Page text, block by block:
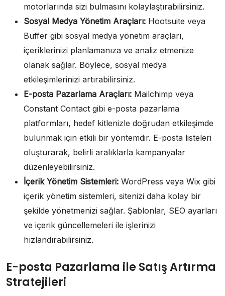
motorlarında sizi bulmasını kolaylaştırabilirsiniz.
Sosyal Medya Yönetim Araçları: Hootsuite veya
Buffer gibi sosyal medya yönetim araçları,
içeriklerinizi planlamanıza ve analiz etmenize
olanak sağlar. Böylece, sosyal medya
etkileşimlerinizi artırabilirsiniz.
E-posta Pazarlama Araçları: Mailchimp veya
Constant Contact gibi e-posta pazarlama
platformları, hedef kitlenizle doğrudan etkileşimde
bulunmak için etkili bir yöntemdir. E-posta listeleri
oluşturarak, belirli aralıklarla kampanyalar
düzenleyebilirsiniz.
İçerik Yönetim Sistemleri: WordPress veya Wix gibi
içerik yönetim sistemleri, sitenizi daha kolay bir
şekilde yönetmenizi sağlar. Şablonlar, SEO ayarları
ve içerik güncellemeleri ile işlerinizi
hızlandırabilirsiniz.
E-posta Pazarlama ile Satış Artırma
Stratejileri